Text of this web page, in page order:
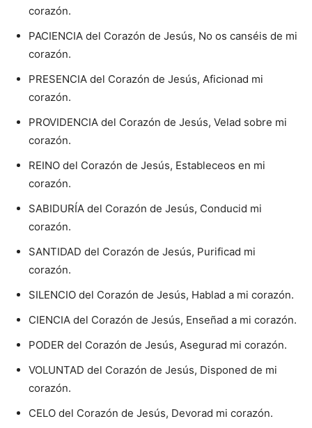
corazón.
PACIENCIA del Corazón de Jesús, No os canséis de mi
corazón.
PRESENCIA del Corazón de Jesús, Aficionad mi
corazón.
PROVIDENCIA del Corazón de Jesús, Velad sobre mi
corazón.
REINO del Corazón de Jesús, Estableceos en mi
corazón.
SABIDURÍA del Corazón de Jesús, Conducid mi
corazón.
SANTIDAD del Corazón de Jesús, Purificad mi
corazón.
SILENCIO del Corazón de Jesús, Hablad a mi corazón.
CIENCIA del Corazón de Jesús, Enseñad a mi corazón.
PODER del Corazón de Jesús, Asegurad mi corazón.
VOLUNTAD del Corazón de Jesús, Disponed de mi
corazón.
CELO del Corazón de Jesús, Devorad mi corazón.